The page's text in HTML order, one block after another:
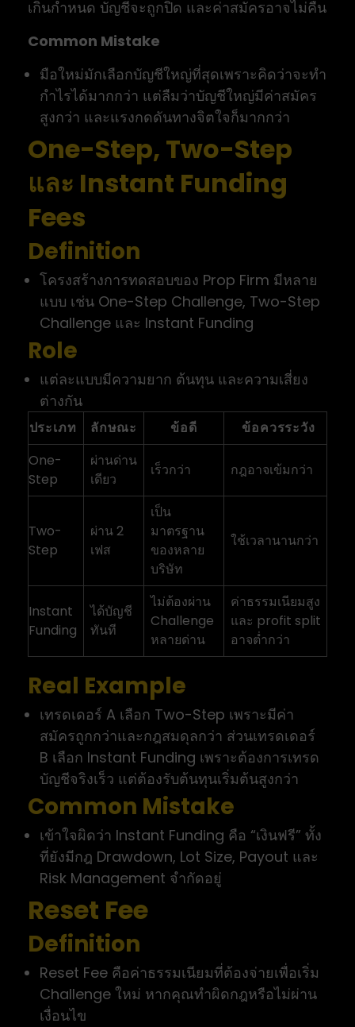
เกินกำหนด บัญชีจะถูกปิด และค่าสมัครอาจไม่คืน
Common Mistake
มือใหม่มักเลือกบัญชีใหญ่ที่สุดเพราะคิดว่าจะทำ
กำไรได้มากกว่า แต่ลืมว่าบัญชีใหญ่มีค่าสมัคร
สูงกว่า และแรงกดดันทางจิตใจก็มากกว่า
One-Step, Two-Step
และ Instant Funding
Fees
Definition
โครงสร้างการทดสอบของ Prop Firm มีหลาย
แบบ เช่น One-Step Challenge, Two-Step
Challenge และ Instant Funding
Role
แต่ละแบบมีความยาก ต้นทุน และความเสี่ยง
ต่างกัน
ประเภท ลักษณะ ข้อดี
ข้อควรระวัง
One-
Step
ผ่านด่าน
เดียว
เร็วกว่า กฎอาจเข้มกว่า
Two-
Step
ผ่าน 2
เฟส
เป็น
มาตรฐาน
ของหลาย
บริษัท
ใช้เวลานานกว่า
Instant
Funding
ได้บัญชี
ทันที
ไม่ต้องผ่าน
Challenge
หลายด่าน
ค่าธรรมเนียมสูง
และ profit split
อาจต่ำกว่า
Real Example
เทรดเดอร์ A เลือก Two-Step เพราะมีค่า
สมัครถูกกว่าและกฎสมดุลกว่า ส่วนเทรดเดอร์
B เลือก Instant Funding เพราะต้องการเทรด
บัญชีจริงเร็ว แต่ต้องรับต้นทุนเริ่มต้นสูงกว่า
Common Mistake
เข้าใจผิดว่า Instant Funding คือ “เงินฟรี” ทั้ง
ที่ยังมีกฎ Drawdown, Lot Size, Payout และ
Risk Management จำกัดอยู่
Reset Fee
Definition
Reset Fee คือค่าธรรมเนียมที่ต้องจ่ายเพื่อเริ่ม
Challenge ใหม่ หากคุณทำผิดกฎหรือไม่ผ่าน
เงื่อนไข